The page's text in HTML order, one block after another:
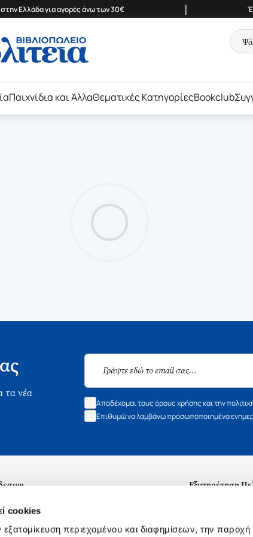
cookies
περιεχομένου και διαφημίσεων, την παροχή
Ελλάδα για αγορές άνω των 30€ |
Παιχνίδια και ΆλλαΘεματικές ΚατηγορίεςBookclub
τα νέα
Αποδέχομαι τους όρους χρήσης και την
Επιθυμώ να λαμβάνω προσωποποιημένα
Εξυπηρέτηση